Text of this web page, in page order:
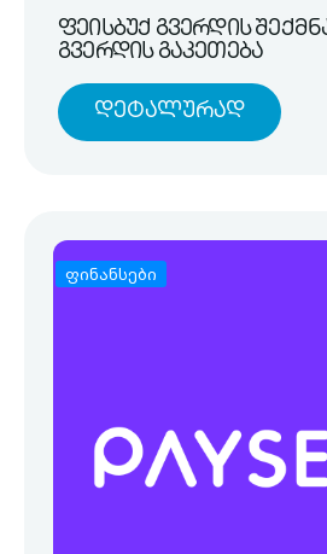
ფეისბუქ გვერდის
გვერდის გაკეთება
Დეტალურად
ფინანსები